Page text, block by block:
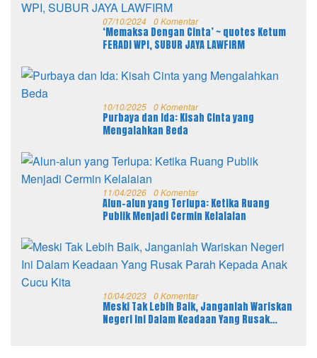
07/10/2024 0 Komentar
‘Memaksa Dengan Cinta’ ~ quotes Ketum
FERADI WPI, SUBUR JAYA LAWFIRM
10/10/2025 0 Komentar
Purbaya dan Ida: Kisah Cinta yang
Mengalahkan Beda
11/04/2026 0 Komentar
Alun-alun yang Terlupa: Ketika Ruang
Publik Menjadi Cermin Kelalaian
10/04/2023 0 Komentar
Meski Tak Lebih Baik, Janganlah Wariskan
Negeri Ini Dalam Keadaan Yang Rusak